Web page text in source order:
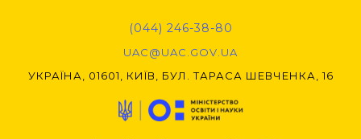
(044) 246-38-80
UAC@UAC.GOV.UA​​
УКРАЇНА, 01601, КИЇВ, БУЛ. ТАРАСА ШЕВЧЕНКА, 16